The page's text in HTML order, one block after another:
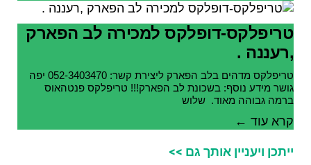
טריפלקס-דופלקס למכירה לב הפארק
,רעננה .
טריפלקס מדהים בלב הפארק ליצירת קשר: 052-3403470 יפה
גושר מידע נוסף: בשכונת לב הפארק!!! טריפלקס פנטהאוס
ברמה גבוהה מאוד. שלוש
קרא עוד ←
ייתכן ויעניין אותך גם >>